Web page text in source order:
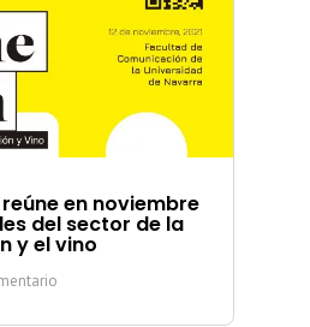
en noviembre
del sector de la
y el vino